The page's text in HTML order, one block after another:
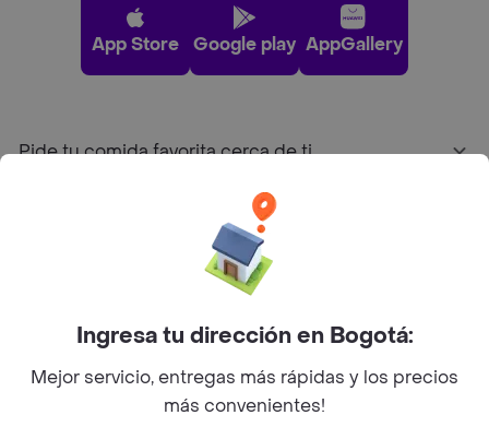
App Store Google play AppGallery
Pide tu comida favorita cerca de ti
Sobre Rappi
Facebook
Twitter
Instagram
Ingresa tu dirección en Bogotá:
Mejor servicio, entregas más rápidas y los precios
más convenientes!